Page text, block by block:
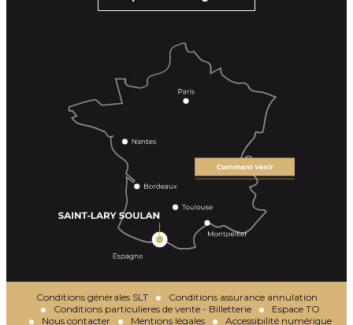
Conditions générales SLT
Conditions assurance annulation
Conditions particulieres de vente - Billetterie
Espace TO
Nous contacter
Mentions légales Accessibilité numérique